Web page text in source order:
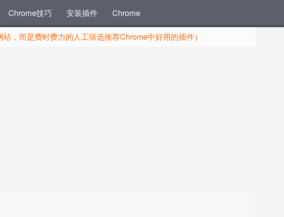
Chrome技巧 安装插件 Chrome
站，而是费时费力的人工筛选推荐Chrome中好用的插件）